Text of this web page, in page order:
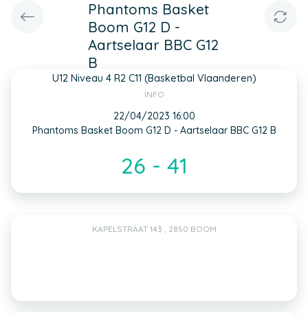
Phantoms Basket
Boom G12 D -
Aartselaar BBC G12
B
U12 Niveau 4 R2 C11 (Basketbal Vlaanderen)
INFO
22/04/2023 16:00
Phantoms Basket Boom G12 D - Aartselaar BBC G12 B
26 - 41
KAPELSTRAAT 143 , 2850 BOOM